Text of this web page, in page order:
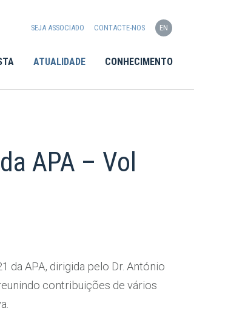
ATUALIDADE CONHECIMENTO
SEJA ASSOCIADO CONTACTE-NOS EN
APA – Vol
da APA, dirigida pelo Dr. António
contribuições de vários